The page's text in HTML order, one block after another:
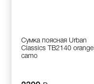
Сумка поясная Urban
Classics TB2140 orange
camo